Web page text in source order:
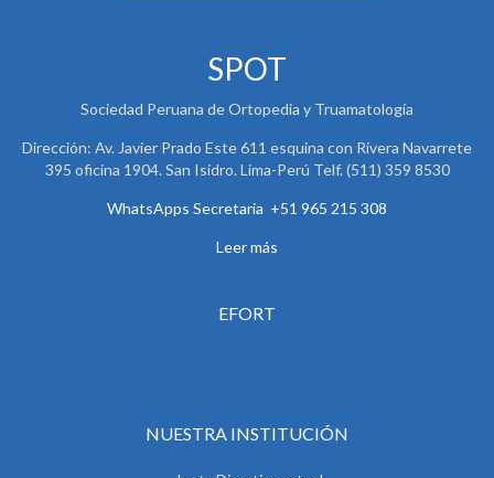
SPOT
Sociedad Peruana de Ortopedia y Truamatología
Dirección: Av. Javier Prado Este 611 esquina con Rivera Navarrete
395 oficina 1904. San Isidro. Lima-Perú Telf. (511) 359 8530
WhatsApps Secretaria +51 965 215 308
Leer más
EFORT
NUESTRA INSTITUCIÓN